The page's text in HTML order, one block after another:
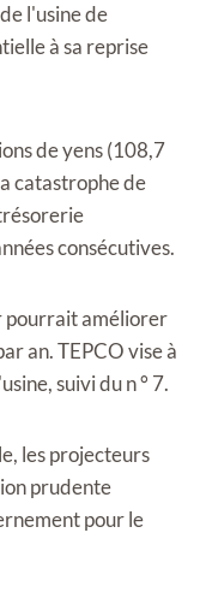
l'usine de
à sa reprise
de yens (108,7
catastrophe de
consécutives.
pourrait améliorer
an. TEPCO vise à
suivi du n ° 7.
les projecteurs
prudente
pour le